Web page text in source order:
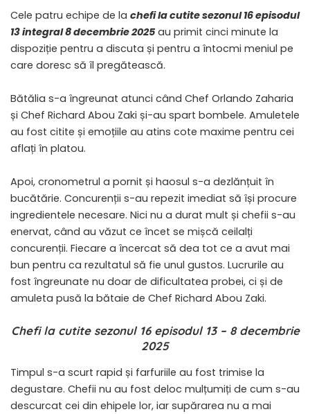
Cele patru echipe de la chefi la cutite sezonul 16 episodul
13 integral 8 decembrie 2025 au primit cinci minute la
dispoziție pentru a discuta și pentru a întocmi meniul pe
care doresc să îl pregătească.
Bătălia s-a îngreunat atunci când Chef Orlando Zaharia
și Chef Richard Abou Zaki și-au spart bombele. Amuletele
au fost citite și emoțiile au atins cote maxime pentru cei
aflați în platou.
Apoi, cronometrul a pornit și haosul s-a dezlănțuit în
bucătărie. Concurenții s-au repezit imediat să își procure
ingredientele necesare. Nici nu a durat mult și chefii s-au
enervat, când au văzut ce încet se mișcă ceilalți
concurenții. Fiecare a încercat să dea tot ce a avut mai
bun pentru ca rezultatul să fie unul gustos. Lucrurile au
fost îngreunate nu doar de dificultatea probei, ci și de
amuleta pusă la bătaie de Chef Richard Abou Zaki.
Chefi la cutite sezonul 16 episodul 13 – 8 decembrie
2025
Timpul s-a scurt rapid și farfuriile au fost trimise la
degustare. Chefii nu au fost deloc mulțumiți de cum s-au
descurcat cei din ehipele lor, iar supărarea nu a mai